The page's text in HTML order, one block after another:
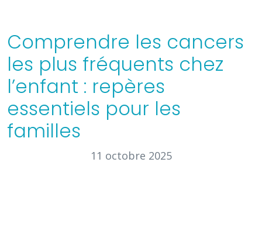
Comprendre les cancers
les plus fréquents chez
l’enfant : repères
essentiels pour les
familles
11 octobre 2025